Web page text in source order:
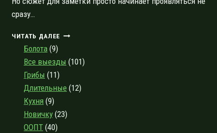
сразу…
ЧИТАТЬ ДАЛЕЕ ПОХОД
ШЕВЕЛЁВО-
С
ПОСЕЩЕНИЕМ
ОЗЕРА
Болота (9)
Все выезды (101)
Грибы (11)
Длительные (12)
Кухня (9)
Новичку (23)
ООПТ (40)